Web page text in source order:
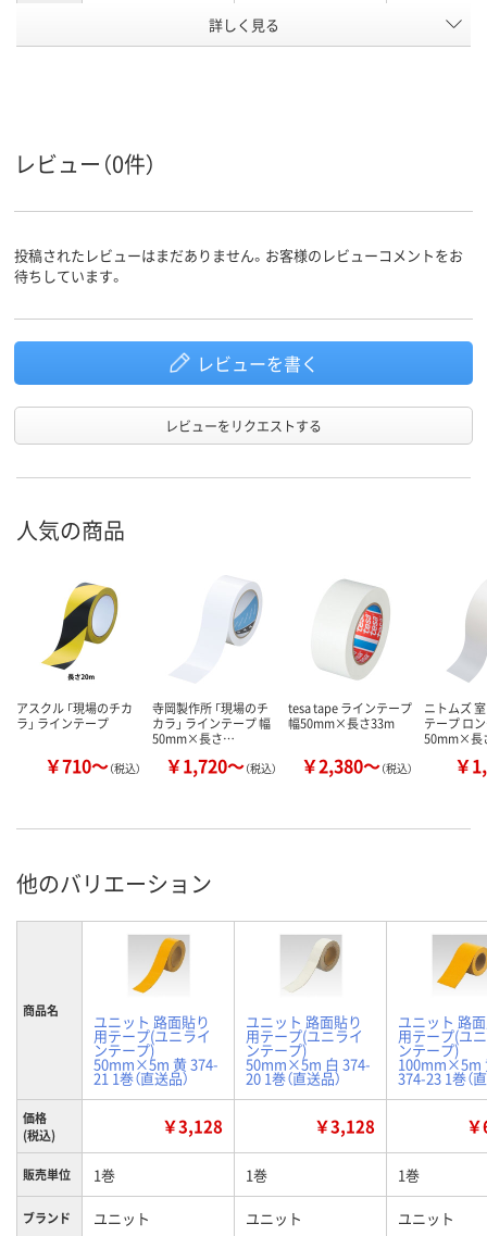
50mm
スコア
詳しく見る
レビュー（0件）
投稿されたレビューはまだありません。お客様のレビューコメントをお
待ちしています。
レビューを書く
レビューをリクエストする
人気の商品
アスクル 「現場のチカ
ラ」 ラインテープ
￥710～（税込）
寺岡製作所 「現場のチ
カラ」 ラインテープ 幅
50mm×長さ…
￥1,720～（税込）
tesa tape ラインテープ
幅50mm×長さ33m
￥2,380～（税込）
ニトムズ
テープ ロ
50mm×
￥
他のバリエーション
商品名
ユニット 路面貼り
用テープ(ユニライ
ンテープ)
50mm×5m 黄 374-
21 1巻（直送品）
ユニット 路面貼り
用テープ(ユニライ
ンテープ)
50mm×5m 白 374-
20 1巻（直送品）
ユニット 路
用テープ(ユ
ンテープ)
100mm×5m
374-23 1巻（
価格
(税込)
￥3,128 ￥3,128
販売単位 1巻 1巻 1巻
ブランド ユニット ユニット ユニット